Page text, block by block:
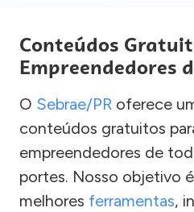
Conteúdos
Empreendedores
O Sebrae/PR oferece
conteúdos gratuitos
empreendedores de
portes. Nosso objetivo
melhores ferramentas,